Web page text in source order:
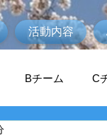
活動内容
Bチーム C